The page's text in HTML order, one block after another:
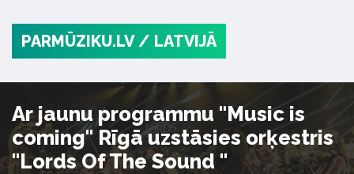
PARMŪZIKU.LV / LATVIJĀ
Ar jaunu programmu "Music is
coming" Rīgā uzstāsies orķestris
"Lords Of The Sound "